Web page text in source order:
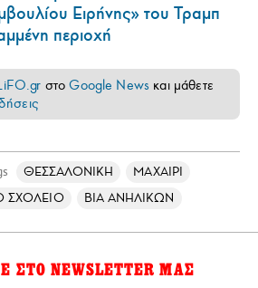
Ειρήνης» του Τραμπ
περιοχή
στοGoogle News και μάθετε
ΘΕΣΣΑΛΟΝΙΚΗ
ΜΑΧΑΙΡΙ
ΣΧΟΛΕΙΟ
ΒΙΑ ΑΝΗΛΙΚΩΝ
ΣΤΟ NEWSLETTER ΜΑΣ